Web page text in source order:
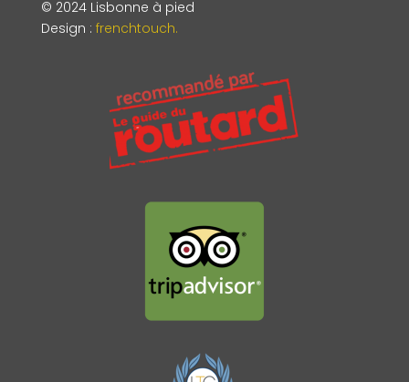
© 2024 Lisbonne à pied
Design : frenchtouch.